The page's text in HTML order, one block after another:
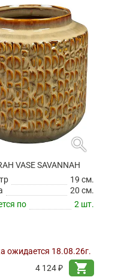
search
VASE SAVANNAH
19 см.
20 см.
по
2 шт.
ожидается 18.08.26г.
4 124 ₽
shopping_cart